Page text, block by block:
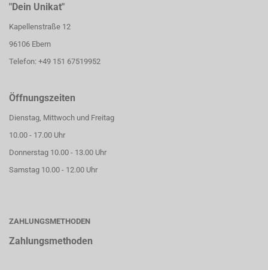
"Dein Unikat"
Kapellenstraße 12
96106 Ebern
Telefon: +49 151 67519952
Öffnungszeiten
Dienstag, Mittwoch und Freitag
10.00 - 17.00 Uhr
Donnerstag 10.00 - 13.00 Uhr
Samstag 10.00 - 12.00 Uhr
ZAHLUNGSMETHODEN
Zahlungsmethoden